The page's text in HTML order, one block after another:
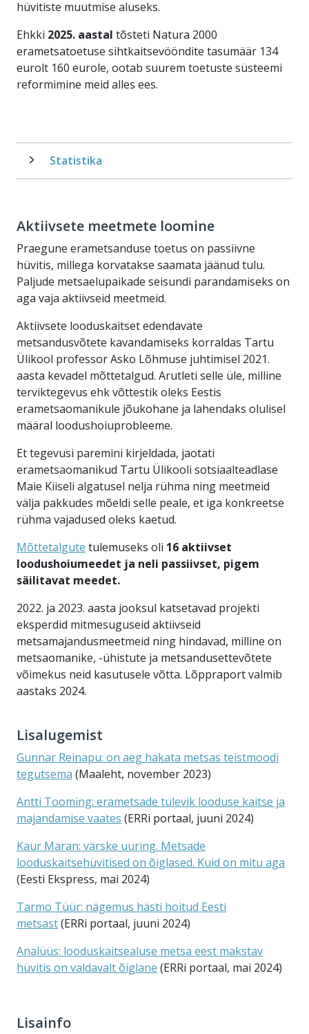
hüvitiste muutmise aluseks.
Ehkki 2025. aastal tõsteti Natura 2000
erametsatoetuse sihtkaitsevööndite tasumäär 134
eurolt 160 eurole, ootab suurem toetuste süsteemi
reformimine meid alles ees.
Statistika
Aktiivsete meetmete loomine
Praegune erametsanduse toetus on passiivne
hüvitis, millega korvatakse saamata jäänud tulu.
Paljude metsaelupaikade seisundi parandamiseks on
aga vaja aktiivseid meetmeid.
Aktiivsete looduskaitset edendavate
metsandusvõtete kavandamiseks korraldas Tartu
Ülikool professor Asko Lõhmuse juhtimisel 2021.
aasta kevadel mõttetalgud. Arutleti selle üle, milline
terviktegevus ehk võttestik oleks Eestis
erametsaomanikule jõukohane ja lahendaks olulisel
määral loodushoiuprobleeme.
Et tegevusi paremini kirjeldada, jaotati
erametsaomanikud Tartu Ülikooli sotsiaalteadlase
Maie Kiiseli algatusel nelja rühma ning meetmeid
välja pakkudes mõeldi selle peale, et iga konkreetse
rühma vajadused oleks kaetud.
Mõttetalgute tulemuseks oli 16 aktiivset
loodushoiumeedet ja neli passiivset, pigem
säilitavat meedet.
2022. ja 2023. aasta jooksul katsetavad projekti
eksperdid mitmesuguseid aktiivseid
metsamajandusmeetmeid ning hindavad, milline on
metsaomanike, -ühistute ja metsandusettevõtete
võimekus neid kasutusele võtta. Lõppraport valmib
aastaks 2024.
Lisalugemist
Gunnar Reinapu: on aeg hakata metsas teistmoodi
tegutsema (Maaleht, november 2023)
Antti Tooming: erametsade tulevik looduse kaitse ja
majandamise vaates (ERRi portaal, juuni 2024)
Kaur Maran: värske uuring. Metsade
looduskaitsehüvitised on õiglased. Kuid on mitu aga
(Eesti Ekspress, mai 2024)
Tarmo Tüür: nägemus hästi hoitud Eesti
metsast(ERRi portaal, juuni 2024)
Analüüs: looduskaitsealuse metsa eest makstav
hüvitis on valdavalt õiglane (ERRi portaal, mai 2024)
Lisainfo